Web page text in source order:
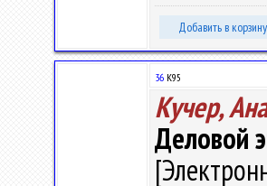
Добавить в корзину
36 К95
Кучер,
Деловой